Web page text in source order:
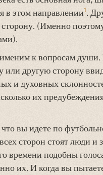
в этом направлении1.
(Именно
к вопросам души.
или другую сторону
и духовных
их
вы идете по
сторон стоят люди и
времени подобны
их. И когда вы